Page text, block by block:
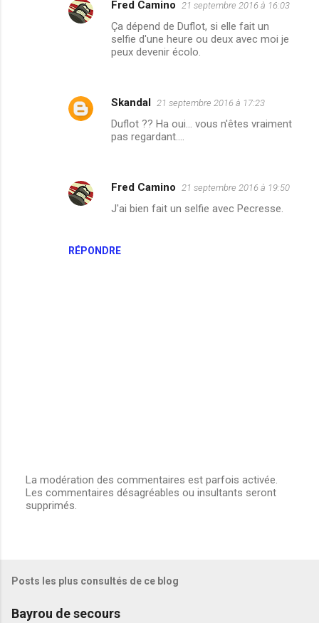
RÉPONDRE
Fred Camino 21 septembre 2016 à 16:03
Ça dépend de Duflot, si elle fait un
selfie d'une heure ou deux avec moi je
peux devenir écolo.
Skandal 21 septembre 2016 à 17:23
Duflot ?? Ha oui... vous n'êtes vraiment
pas regardant....
Fred Camino 21 septembre 2016 à 19:50
J'ai bien fait un selfie avec Pecresse.
E
n
t
e
La modération des commentaires est parfois activée.
Les commentaires désagréables ou insultants seront
supprimés.
Posts les plus consultés de ce blog
Bayrou de secours